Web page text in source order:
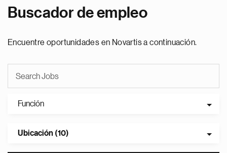
Buscador de empleo
Encuentre oportunidades en Novartis a continuación.
Función
Ubicación (10)